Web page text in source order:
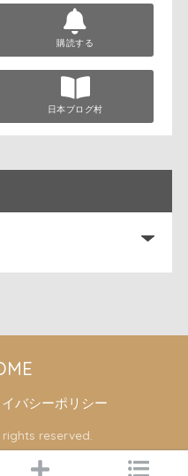
購読する
日本ブログ村
バシーポリシー
reserved.